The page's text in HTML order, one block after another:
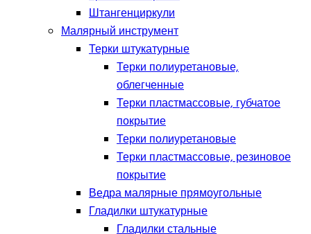
Штангенциркули
Малярный инструмент
Терки штукатурные
Терки полиуретановые,
облегченные
Терки пластмассовые, губчатое
покрытие
Терки полиуретановые
Терки пластмассовые, резиновое
покрытие
Ведра малярные прямоугольные
Гладилки штукатурные
Гладилки стальные